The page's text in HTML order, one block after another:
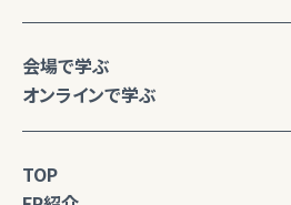
会場で学ぶ
オンラインで学ぶ
TOP